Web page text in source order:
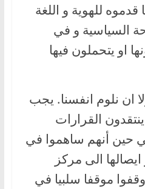
للهوية و اللغة
السياسية و في
او يتحملون فيها
ان نلوم انفسنا. يجب
القرارات
حين أنهم ساهموا في
الى مركز
موقفا سلبيا في